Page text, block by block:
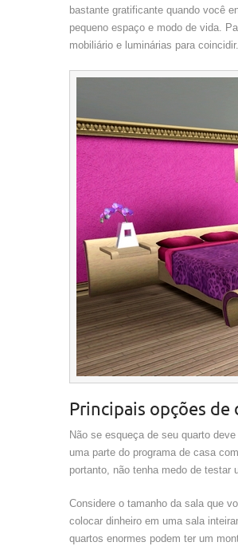
bastante gratificante quando você
pequeno espaço e modo de vida.
mobiliário e luminárias para coincidir.
Principais opções
Não se esqueça de seu quarto
uma parte do programa de casa
portanto, não tenha medo de testar
Considere o tamanho da sala que
colocar dinheiro em uma sala
quartos enormes podem ter um